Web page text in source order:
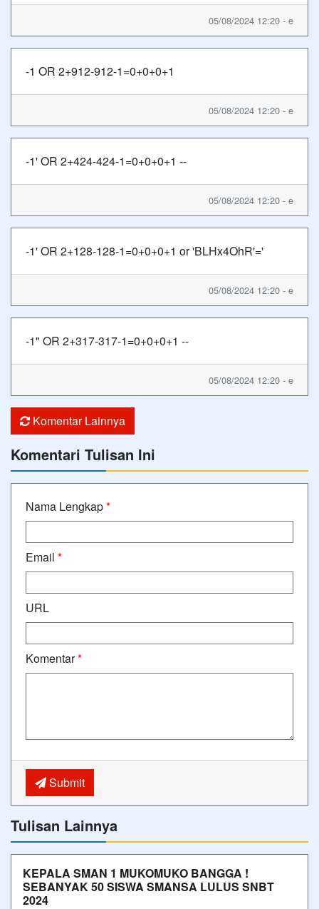
05/08/2024 12:20 - e
-1 OR 2+912-912-1=0+0+0+1
05/08/2024 12:20 - e
-1' OR 2+424-424-1=0+0+0+1 --
05/08/2024 12:20 - e
-1' OR 2+128-128-1=0+0+0+1 or 'BLHx4OhR'='
05/08/2024 12:20 - e
-1" OR 2+317-317-1=0+0+0+1 --
05/08/2024 12:20 - e
Komentar Lainnya
Komentari Tulisan Ini
Nama Lengkap*
Email *
URL
Komentar*
Submit
Tulisan Lainnya
KEPALA SMAN 1 MUKOMUKO BANGGA !
SEBANYAK 50 SISWA SMANSA LULUS SNBT
2024